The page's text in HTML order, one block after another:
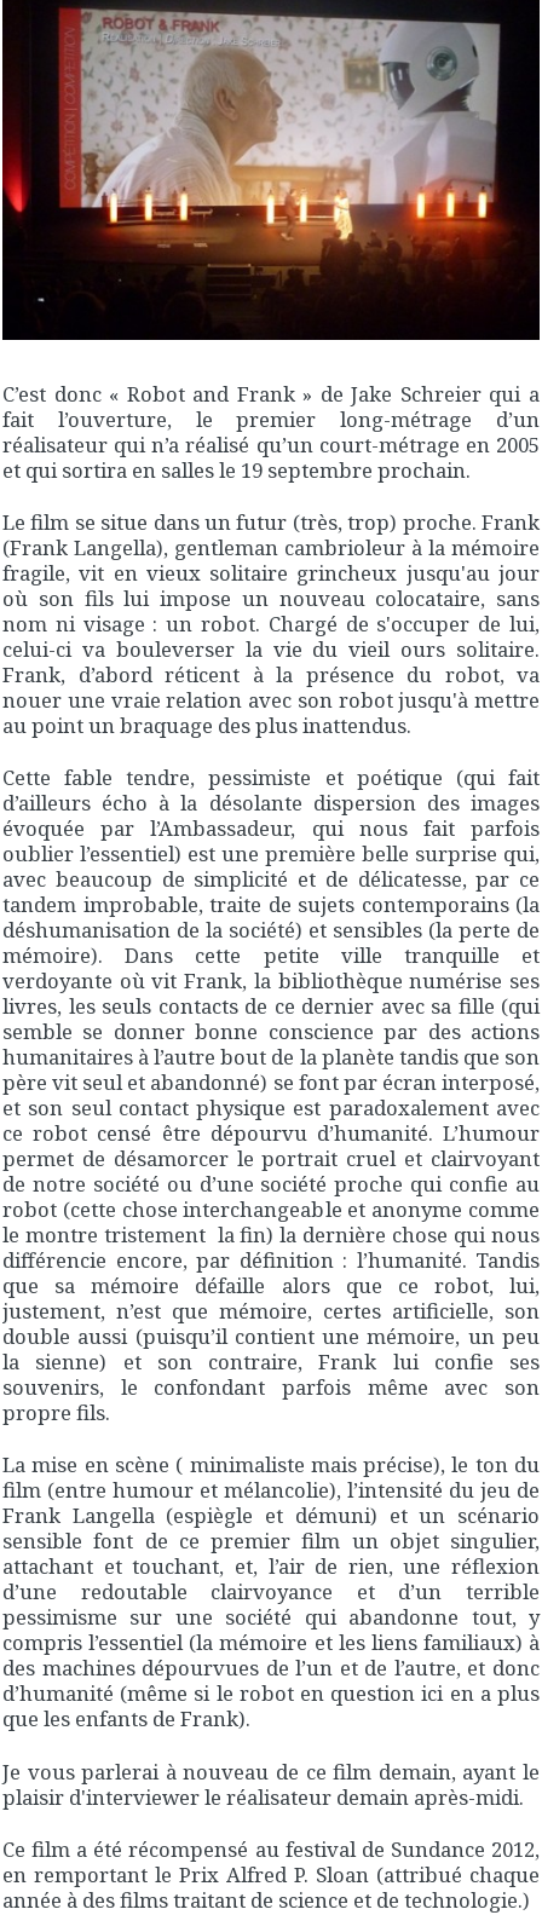
C’est donc « Robot and Frank » de Jake Schreier qui a
fait l’ouverture, le premier long-métrage d’un
réalisateur qui n’a réalisé qu’un court-métrage en 2005
et qui sortira en salles le 19 septembre prochain.
Le film se situe dans un futur (très, trop) proche. Frank
(Frank Langella), gentleman cambrioleur à la mémoire
fragile, vit en vieux solitaire grincheux jusqu'au jour
où son fils lui impose un nouveau colocataire, sans
nom ni visage : un robot. Chargé de s'occuper de lui,
celui-ci va bouleverser la vie du vieil ours solitaire.
Frank, d’abord réticent à la présence du robot, va
nouer une vraie relation avec son robot jusqu'à mettre
au point un braquage des plus inattendus.
Cette fable tendre, pessimiste et poétique (qui fait
d’ailleurs écho à la désolante dispersion des images
évoquée par l’Ambassadeur, qui nous fait parfois
oublier l’essentiel) est une première belle surprise qui,
avec beaucoup de simplicité et de délicatesse, par ce
tandem improbable, traite de sujets contemporains (la
déshumanisation de la société) et sensibles (la perte de
mémoire). Dans cette petite ville tranquille et
verdoyante où vit Frank, la bibliothèque numérise ses
livres, les seuls contacts de ce dernier avec sa fille (qui
semble se donner bonne conscience par des actions
humanitaires à l’autre bout de la planète tandis que son
père vit seul et abandonné) se font par écran interposé,
et son seul contact physique est paradoxalement avec
ce robot censé être dépourvu d’humanité. L’humour
permet de désamorcer le portrait cruel et clairvoyant
de notre société ou d’une société proche qui confie au
robot (cette chose interchangeable et anonyme comme
le montre tristement la fin) la dernière chose qui nous
différencie encore, par définition : l’humanité. Tandis
que sa mémoire défaille alors que ce robot, lui,
justement, n’est que mémoire, certes artificielle, son
double aussi (puisqu’il contient une mémoire, un peu
la sienne) et son contraire, Frank lui confie ses
souvenirs, le confondant parfois même avec son
propre fils.
La mise en scène ( minimaliste mais précise), le ton du
film (entre humour et mélancolie), l’intensité du jeu de
Frank Langella (espiègle et démuni) et un scénario
sensible font de ce premier film un objet singulier,
attachant et touchant, et, l’air de rien, une réflexion
d’une redoutable clairvoyance et d’un terrible
pessimisme sur une société qui abandonne tout, y
compris l’essentiel (la mémoire et les liens familiaux) à
des machines dépourvues de l’un et de l’autre, et donc
d’humanité (même si le robot en question ici en a plus
que les enfants de Frank).
Je vous parlerai à nouveau de ce film demain, ayant le
plaisir d'interviewer le réalisateur demain après-midi.
Ce film a été récompensé au festival de Sundance 2012,
en remportant le Prix Alfred P. Sloan (attribué chaque
année à des films traitant de science et de technologie.)